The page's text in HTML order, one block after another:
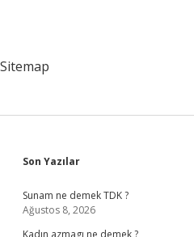
Sitemap
Sidebar
Son Yazılar
Sunam ne demek TDK ?
Ağustos 8, 2026
Kadın azmagı ne demek ?